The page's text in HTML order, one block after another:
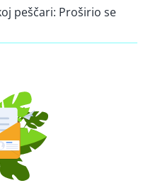
peščari: Proširio se